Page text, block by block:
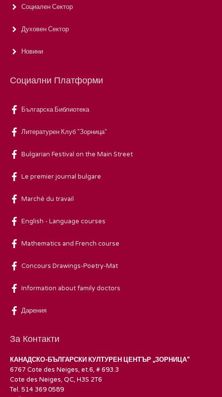
Социален Сектор
Духовен Сектор
Новини
Социални Платформи
Българска Библиотека
Литературен Клуб "Зорница"
Bulgarian Festival on the Main Street
Le premier journal bulgare
Marché du travail
English - Language courses
Mathematics and French course
Concours Drawings-Poetry-Mat
Information about family doctors
Дарения
За Контакти
КАНАДСКО-БЪЛГАРСКИ КУЛТУРЕН ЦЕНТЪР „ЗОРНИЦА“
6767 Cote des Neiges, et.6, # 693.3
Cote des Neiges, QC, H3S 2T6
Tel. 514 369 0589